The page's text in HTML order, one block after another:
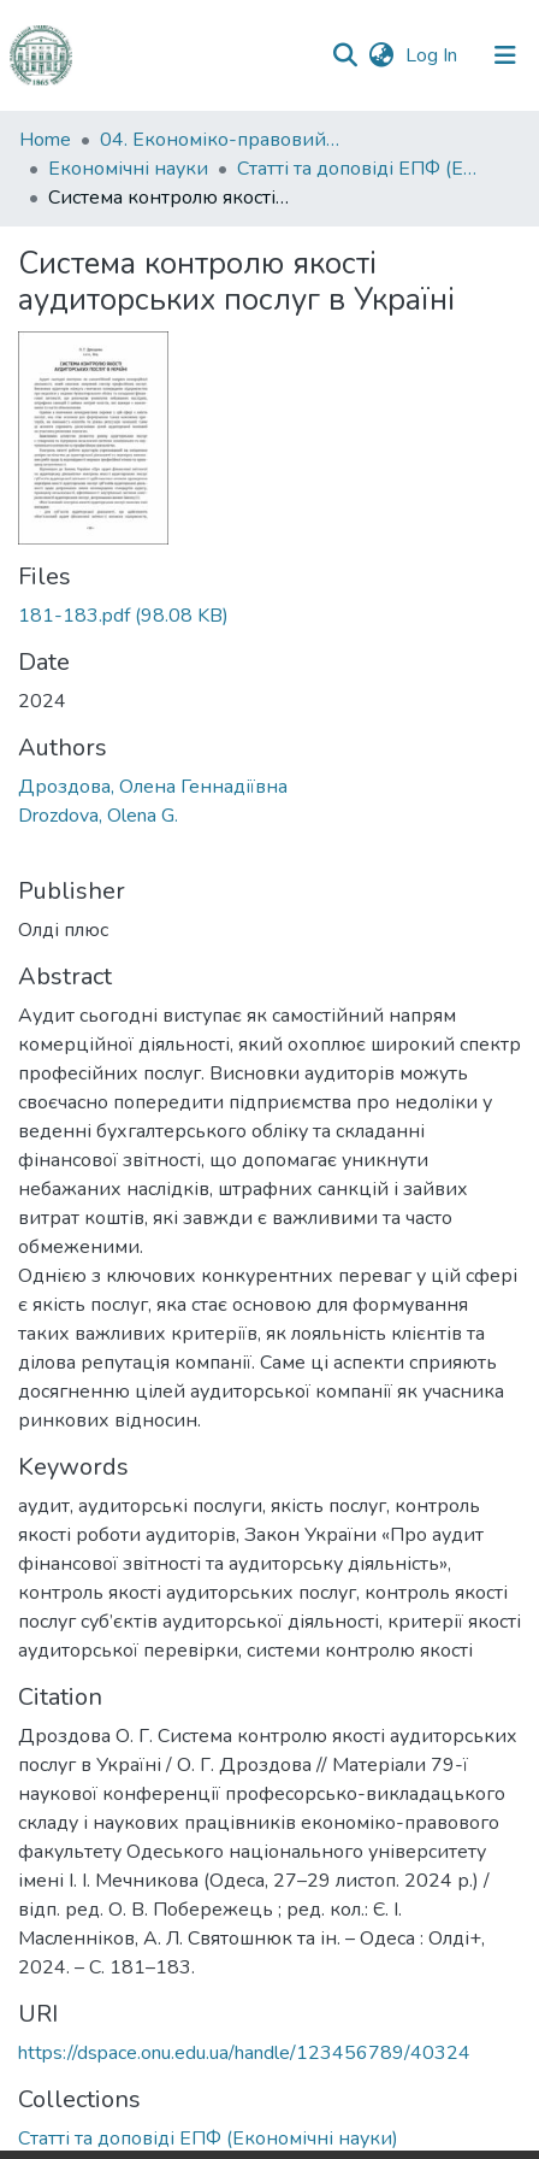
Log In (current)
Communities
&
Collections
Statistics
Home
04. Економіко-правовий факультет
Економічні науки
Статті та доповіді ЕПФ (Економічні науки)
Система контролю якості аудиторських послуг в Україні
Система контролю якості
аудиторських послуг в Україні
Files
181-183.pdf(98.08 KB)
Date
2024
Authors
Дроздова, Олена Геннадіївна
Drozdova, Olena G.
Publisher
Олді плюс
Abstract
Аудит сьогодні виступає як самостійний напрям
комерційної діяльності, який охоплює широкий спектр
професійних послуг. Висновки аудиторів можуть
своєчасно попередити підприємства про недоліки у
веденні бухгалтерського обліку та складанні
фінансової звітності, що допомагає уникнути
небажаних наслідків, штрафних санкцій і зайвих
витрат коштів, які завжди є важливими та часто
обмеженими.
Однією з ключових конкурентних переваг у цій сфері
є якість послуг, яка стає основою для формування
таких важливих критеріїв, як лояльність клієнтів та
ділова репутація компанії. Саме ці аспекти сприяють
досягненню цілей аудиторської компанії як учасника
ринкових відносин.
Keywords
аудит, аудиторські послуги, якість послуг, контроль
якості роботи аудиторів, Закон України «Про аудит
фінансової звітності та аудиторську діяльність»,
контроль якості аудиторських послуг, контроль якості
послуг суб’єктів аудиторської діяльності, критерії якості
аудиторської перевірки, системи контролю якості
Citation
Дроздова О. Г. Система контролю якості аудиторських
послуг в Україні / О. Г. Дроздова // Матеріали 79-ї
наукової конференції професорсько-викладацького
складу і наукових працівників економіко-правового
факультету Одеського національного університету
імені І. І. Мечникова (Одеса, 27–29 листоп. 2024 р.) /
відп. ред. О. В. Побережець ; ред. кол.: Є. І.
Масленніков, А. Л. Святошнюк та ін. – Одеса : Олді+,
2024. – С. 181–183.
URI
https://dspace.onu.edu.ua/handle/123456789/40324
Collections
Статті та доповіді ЕПФ (Економічні науки)